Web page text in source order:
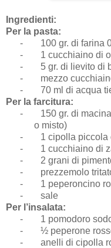
Ingredienti:
Per la pasta:
-
100 gr. di farina
-
1 cucchiaino di
-
5 gr. di lievito di
-
mezzo
-
70 ml di acqua
Per la farcitura:
-
150 gr. di
o misto)
-
1 cipolla piccola
-
1 cucchiaino di
-
2 grani di
-
prezzemolo
-
1 peperoncino
-
sale
Per l’insalata:
-
1 pomodoro
-
½ peperone
-
anelli di cipolla